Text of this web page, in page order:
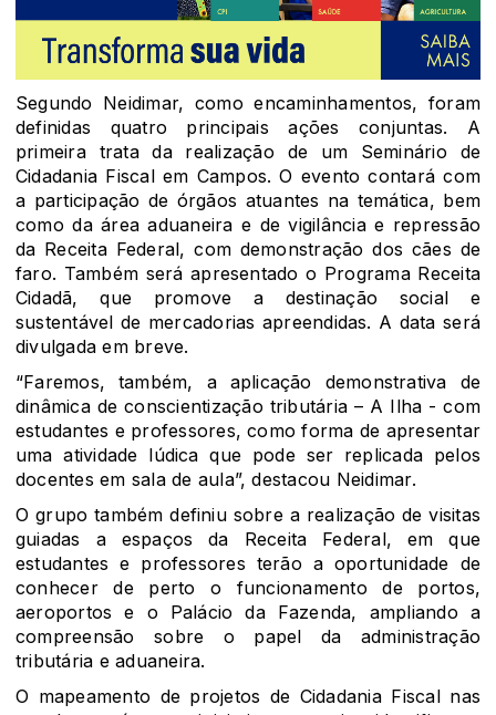
Segundo Neidimar, como encaminhamentos, foram
definidas quatro principais ações conjuntas. A
primeira trata da realização de um Seminário de
Cidadania Fiscal em Campos. O evento contará com
a participação de órgãos atuantes na temática, bem
como da área aduaneira e de vigilância e repressão
da Receita Federal, com demonstração dos cães de
faro. Também será apresentado o Programa Receita
Cidadã, que promove a destinação social e
sustentável de mercadorias apreendidas. A data será
divulgada em breve.
“Faremos, também, a aplicação demonstrativa de
dinâmica de conscientização tributária – A Ilha - com
estudantes e professores, como forma de apresentar
uma atividade lúdica que pode ser replicada pelos
docentes em sala de aula”, destacou Neidimar.
O grupo também definiu sobre a realização de visitas
guiadas a espaços da Receita Federal, em que
estudantes e professores terão a oportunidade de
conhecer de perto o funcionamento de portos,
aeroportos e o Palácio da Fazenda, ampliando a
compreensão sobre o papel da administração
tributária e aduaneira.
O mapeamento de projetos de Cidadania Fiscal nas